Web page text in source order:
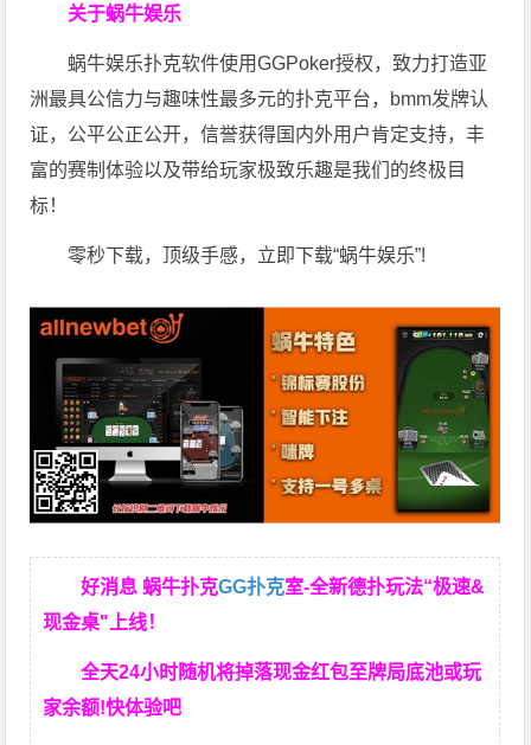
关于蜗牛娱乐
蜗牛娱乐扑克软件使用GGPoker授权，致力打造亚
洲最具公信力与趣味性最多元的扑克平台，bmm发牌认
证，公平公正公开，信誉获得国内外用户肯定支持，丰
富的赛制体验以及带给玩家极致乐趣是我们的终极目
标！
零秒下载，顶级手感，立即下载“蜗牛娱乐”!
好消息 蜗牛扑克GG扑克室-全新德扑玩法“极速&
现金桌"上线！
全天24小时随机将掉落现金红包至牌局底池或玩
家余额!快体验吧